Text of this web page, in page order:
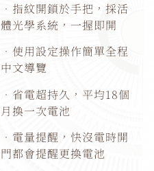
．指紋開鎖於手把，採活
體光學系統，一握即開
．使用設定操作簡單全程
中文導覽
．省電超持久，平均18個
月換一次電池
．電量提醒，快沒電時開
門都會提醒更換電池